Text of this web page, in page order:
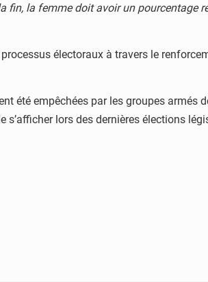
fin, la femme doit avoir un pourcentage
électoraux à travers le
été empêchées par les groupes armés
lors des dernières élections